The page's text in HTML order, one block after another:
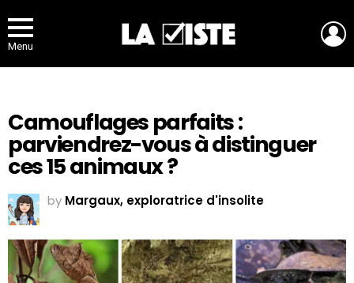
Menu
Camouflages parfaits :
parviendrez-vous à distinguer
ces 15 animaux ?
by Margaux, exploratrice d'insolite